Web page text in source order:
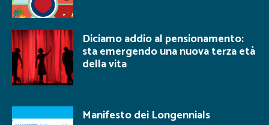
Diciamo addio al pensionamento:
sta emergendo una nuova terza età
della vita
Manifesto dei Longennials